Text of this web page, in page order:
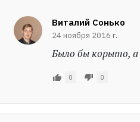
Виталий Сонько
24 ноября 2016 г.
Было бы корыто,
0 0